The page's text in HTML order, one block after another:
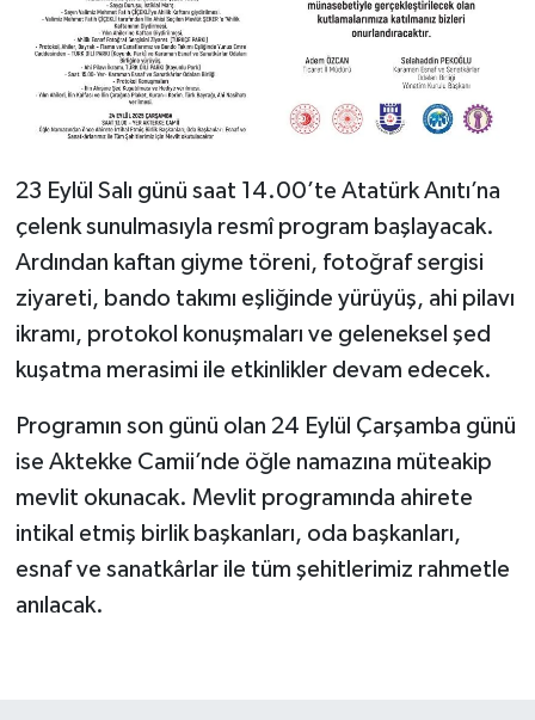
23 Eylül Salı günü saat 14.00’te Atatürk Anıtı’na
çelenk sunulmasıyla resmî program başlayacak.
Ardından kaftan giyme töreni, fotoğraf sergisi
ziyareti, bando takımı eşliğinde yürüyüş, ahi pilavı
ikramı, protokol konuşmaları ve geleneksel şed
kuşatma merasimi ile etkinlikler devam edecek.
Programın son günü olan 24 Eylül Çarşamba günü
ise Aktekke Camii’nde öğle namazına müteakip
mevlit okunacak. Mevlit programında ahirete
intikal etmiş birlik başkanları, oda başkanları,
esnaf ve sanatkârlar ile tüm şehitlerimiz rahmetle
anılacak.